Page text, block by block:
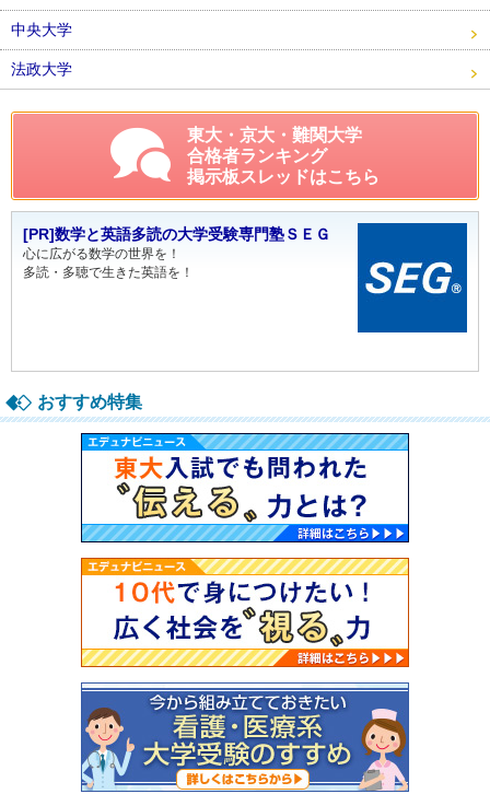
中央大学
法政大学
東大・京大・難関大学
合格者ランキング
掲示板スレッドはこちら
[PR]数学と英語多読の大学受験専門塾ＳＥＧ
心に広がる数学の世界を！
多読・多聴で生きた英語を！
おすすめ特集